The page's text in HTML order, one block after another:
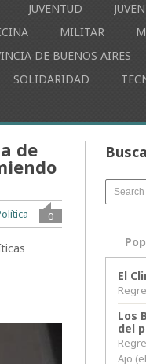
JUVENTUD
MILITAR
DE BUENOS AIRES
SOLIDARIDAD
de
0
El
Los
del
Ajo (el